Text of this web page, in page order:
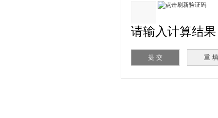
请输入计算结果（